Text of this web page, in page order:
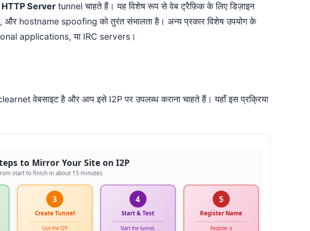
HTTP Server tunnel चाहते हैं। यह विशेष रूप से वेब ट्रैफ़िक के लिए डिज़ाइन
hostname spoofing को तुरंत संभालता है। अन्य प्रकार विशेष उपयोग के
applications, या IRC servers।
वेबसाइट है और आप इसे I2P पर उपलब्ध कराना चाहते हैं। यहाँ इस प्रक्रिया